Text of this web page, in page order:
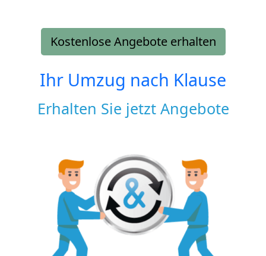
Kostenlose Angebote erhalten
Ihr Umzug nach Klause
Erhalten Sie jetzt Angebote